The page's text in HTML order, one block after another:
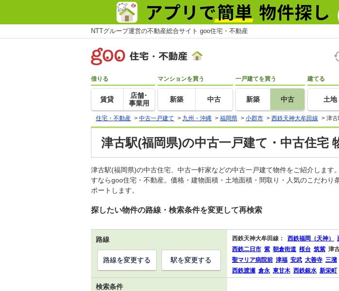
NTTグループ運営の不動産総合サイト goo住宅・不動産
借りる
賃貸
店舗･
事業用
マンションを買う
新築 中古
一戸建てを買う
新築 中古
建てる
土地
住宅・不動産 > 中古一戸建て > 九州・沖縄 > 福岡県 > 小郡市 > 西鉄天神大牟田線 > 津
津古駅(福岡県)の中古一戸建て・中古住宅
津古駅(福岡県)の中古住宅、中古一軒家などの中古一戸建て物件をご紹介しま
すならgoo住宅・不動産。価格・建物面積・土地面積・間取り・人気のこだわ
ポートします。
探したい物件の路線・検索条件を変更して再検索
路線 西鉄天神大牟田線： 西鉄福岡（天神）
西鉄二日市 紫 朝倉街道 桜台 筑紫 津
聖マリア病院前 津福 安武 大善寺 三潴
西鉄渡瀬 倉永 東甘木 西鉄銀水 新栄町
路線を変更する 駅を変更する
検索条件